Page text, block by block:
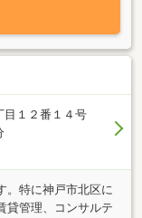
目１２番１４号
。特に神戸市北区に
貸管理、コンサルテ